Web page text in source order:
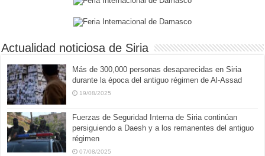
Actualidad noticiosa de Siria
Más de 300,000 personas desaparecidas en Siria
durante la época del antiguo régimen de Al-Assad
19/08/2025
Fuerzas de Seguridad Interna de Siria continúan
persiguiendo a Daesh y a los remanentes del antiguo
régimen
07/08/2025